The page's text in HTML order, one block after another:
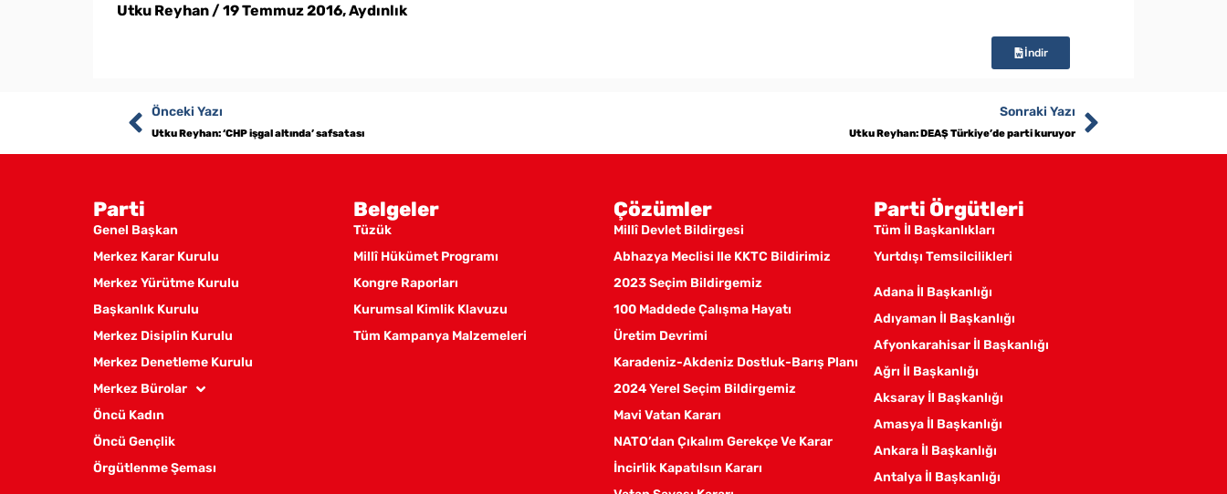
Utku Reyhan / 19 Temmuz 2016, Aydınlık
İndir
Önceki Yazı
Utku Reyhan: ‘CHP işgal altında’ safsatası
Sonraki Yazı
Utku Reyhan: DEAŞ Türkiye’de parti kuruyor
Parti
Genel Başkan
Merkez Karar Kurulu
Merkez Yürütme Kurulu
Başkanlık Kurulu
Merkez Disiplin Kurulu
Merkez Denetleme Kurulu
Merkez Bürolar
Öncü Kadın
Öncü Gençlik
Örgütlenme Şeması
Belgeler
Tüzük
Millî Hükümet Programı
Kongre Raporları
Kurumsal Kimlik Klavuzu
Tüm Kampanya Malzemeleri
Çözümler
Millî Devlet Bildirgesi
Abhazya Meclisi Ile KKTC Bildirimiz
2023 Seçim Bildirgemiz
100 Maddede Çalışma Hayatı
Üretim Devrimi
Karadeniz-Akdeniz Dostluk-Barış Planı
2024 Yerel Seçim Bildirgemiz
Mavi Vatan Kararı
NATO’dan Çıkalım Gerekçe Ve Karar
İncirlik Kapatılsın Kararı
Parti Örgütleri
Tüm İl Başkanlıkları
Yurtdışı Temsilcilikleri
Adana İl Başkanlığı
Adıyaman İl Başkanlığı
Afyonkarahisar İl Başkanlığı
Ağrı İl Başkanlığı
Aksaray İl Başkanlığı
Amasya İl Başkanlığı
Ankara İl Başkanlığı
Antalya İl Başkanlığı